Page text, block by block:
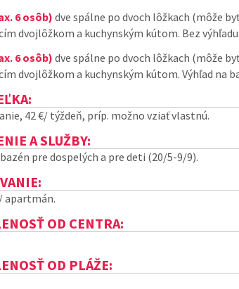
6 osôb)dve spálne po dvoch lôžkach (môže
dvojlôžkom a kuchynským kútom. Bez
6 osôb)dve spálne po dvoch lôžkach (môže
dvojlôžkom a kuchynským kútom. Výhľad na
42 €/ týždeň, príp. možno vziať vlastnú.
A SLUŽBY:
pre dospelých a pre deti (20/5-9/9).
apartmán.
OD CENTRA:
OD PLÁŽE: